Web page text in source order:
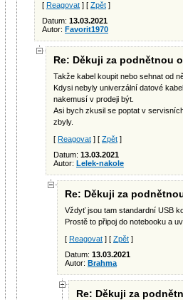
[ Reagovat ] [ Zpět ]
Datum: 13.03.2021
Autor: Favorit1970
Re: Děkuji za podnětnou
Takže kabel koupit nebo sehnat od
Kdysi nebyly univerzální datové
nakemusí v prodeji být.
Asi bych zkusil se poptat v
zbyly.
[ Reagovat ] [ Zpět ]
Datum: 13.03.2021
Autor: Lelek-nakole
Re: Děkuji za
Vždyť jsou tam standardní USB
Prostě to připoj do notebooku a
[ Reagovat ] [ Zpět ]
Datum: 13.03.2021
Autor: Brahma
Re: Děkuji za